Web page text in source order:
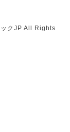
クJP All Rights